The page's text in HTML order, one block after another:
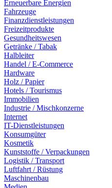
Erneuerbare Energien
Fahrzeuge
Finanzdienstleistungen
Freizeitprodukte
Gesundheitswesen
Getränke / Tabak
Halbleiter
Handel / E-Commerce
Hardware
Holz / Papier
Hotels / Tourismus
Immobilien
Industrie / Mischkonzerne
Internet
IT-Dienstleistungen
Konsumgüter
Kosmetik
Kunststoffe / Verpackungen
Logistik / Transport
Luftfahrt / Rüstung
Maschinenbau